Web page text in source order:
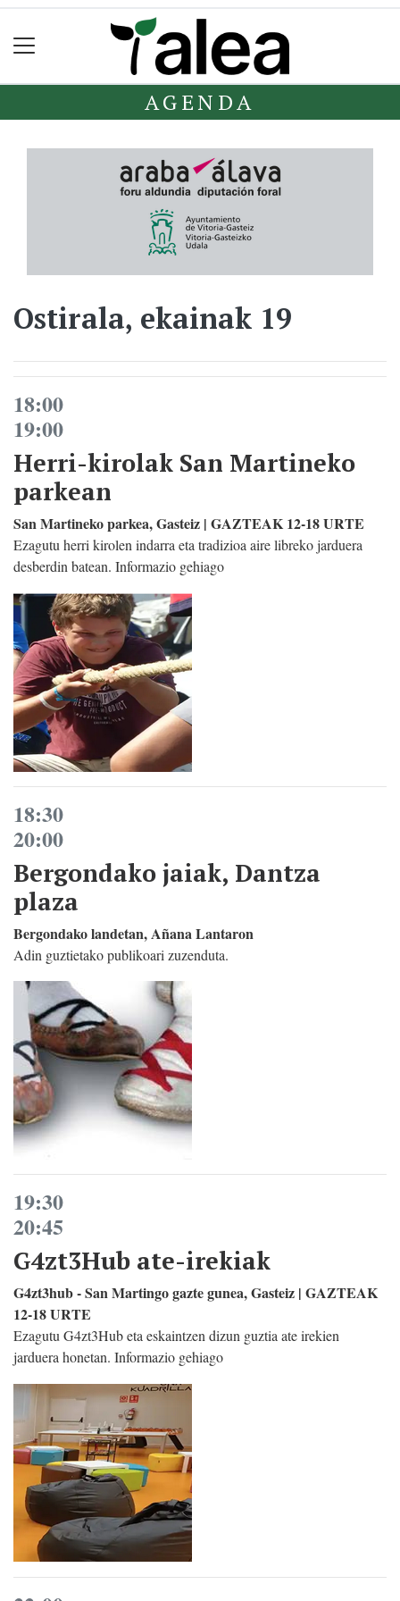
AGENDA
Ostirala, ekainak 19
18:00
19:00
Herri-kirolak San Martineko
parkean
San Martineko parkea, Gasteiz | GAZTEAK 12-18 URTE
Ezagutu herri kirolen indarra eta tradizioa aire libreko jarduera
desberdin batean. Informazio gehiago
18:30
20:00
Bergondako jaiak, Dantza
plaza
Bergondako landetan, Añana Lantaron
Adin guztietako publikoari zuzenduta.
19:30
20:45
G4zt3Hub ate-irekiak
G4zt3hub - San Martingo gazte gunea, Gasteiz | GAZTEAK
12-18 URTE
Ezagutu G4zt3Hub eta eskaintzen dizun guztia ate irekien
jarduera honetan. Informazio gehiago